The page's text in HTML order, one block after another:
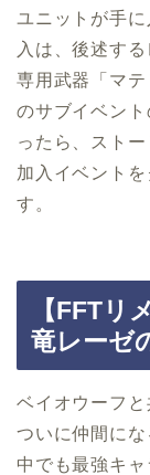
ユニットが手
入は、後述す
専用武器「マ
のサブイベン
ったら、スト
加入イベント
す。
【FFT
竜レーゼ
ベイオウーフと
ついに仲間に
中でも最強キ